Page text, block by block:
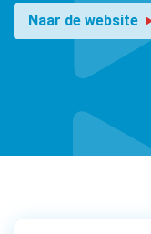
worden
Vervoer
Naar de website